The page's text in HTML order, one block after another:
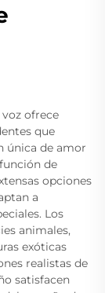
ofrece
que
única de amor
de
opciones
a
Los
animales,
exóticas
realistas de
satisfacen